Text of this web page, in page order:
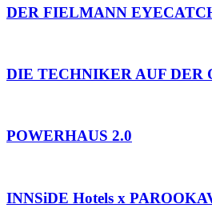
DER FIELMANN
DIE TECHNIKER AUF DER
POWERHAUS 2.0
INNSiDE Hotels x